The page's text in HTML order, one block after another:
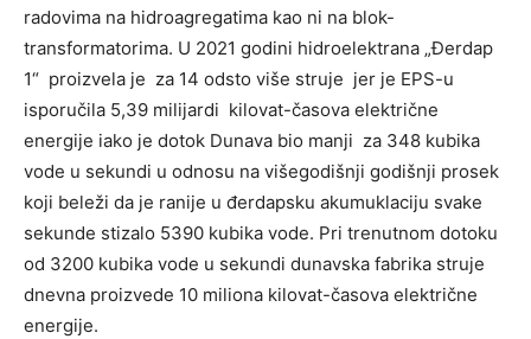
radovima na hidroagregatima kao ni na blok-
transformatorima. U 2021 godini hidroelektrana „Đerdap
1“ proizvela je za 14 odsto više struje jer je EPS-u
isporučila 5,39 milijardi kilovat-časova električne
energije iako je dotok Dunava bio manji za 348 kubika
vode u sekundi u odnosu na višegodišnji godišnji prosek
koji beleži da je ranije u đerdapsku akumuklaciju svake
sekunde stizalo 5390 kubika vode. Pri trenutnom dotoku
od 3200 kubika vode u sekundi dunavska fabrika struje
dnevna proizvede 10 miliona kilovat-časova električne
energije.